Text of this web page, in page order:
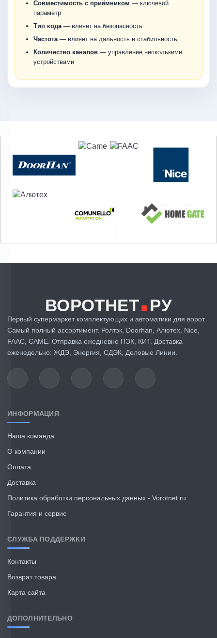
Совместимость с приёмником — ключевой
параметр
Тип кода— влияет на безопасность
Частота— влияет на дальность и стабильность
Количество каналов — управление несколькими
устройствами
ВОРОТНЕТ.РУ
Первый супермаркет комплектующих и автоматики для ворот.
Самый полный ассортимент. Ролтэк, Doorhan, Алютех, Nice,
FAAC, CAME. Отправка ежедневно ПЭК, КИТ. Доставка
еженедельно: ЖДЭ, Энергия, СДЭК, Деловые Линии.
ИНФОРМАЦИЯ
Наша команда
О компании
Оплата
Доставка
Политика обработки персональных данных - Vorotnet.ru
Гарантия и сервис
СЛУЖБА ПОДДЕРЖКИ
Контакты
Возврат товара
Карта сайта
ДОПОЛНИТЕЛЬНО